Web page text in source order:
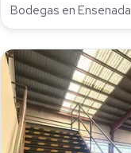
Bodegas en Ensenada